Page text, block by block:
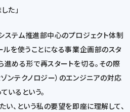
た」
ステム推進部中心のプロジェクト体制
ルを使うことになる事業企画部のスタ
める形で再スタートを切る。その際
ンテクノロジー）のエンジニアの対応
いるという。
い、という私の要望を即座に理解して、